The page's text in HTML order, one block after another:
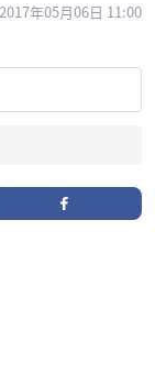
2017年05月06日 11:00